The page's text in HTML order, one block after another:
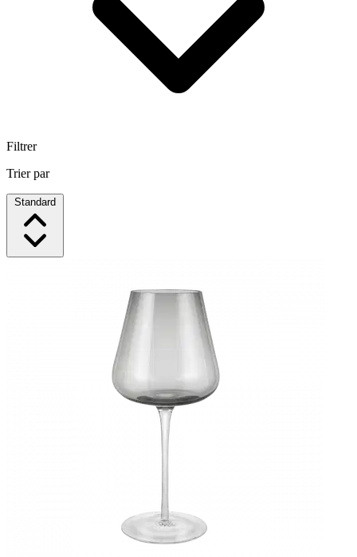
Filtrer
Trier par
Standard